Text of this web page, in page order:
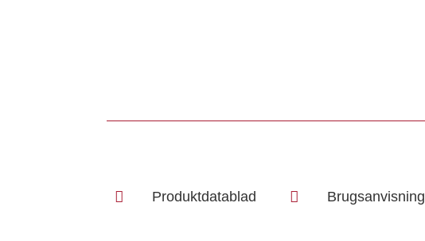
 Produktdatablad  Brugsanvisning